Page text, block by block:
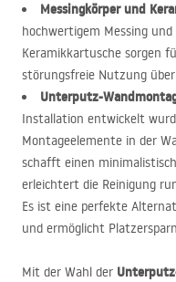
Messingkörper und
hochwertigem Messing
Keramikkartusche sorgen
störungsfreie Nutzung
Unterputz-
Installation entwickelt
Montageelemente in der
schafft einen
erleichtert die Reinigung
Es ist eine perfekte
und ermöglicht
Mit der Wahl der